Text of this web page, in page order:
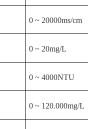
0 ~ 20000ms/cm
0 ~ 20mg/L
0 ~ 4000NTU
0 ~ 120.000mg/L